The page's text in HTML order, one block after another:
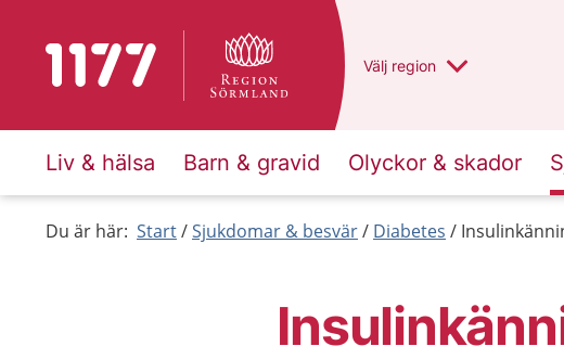
Till startsidan för 1177 Du har valt region
Välj en annan
region
Liv & hälsa Barn & gravid Olyckor & skador
Du är här: Start Sjukdomar & besvär Diabetes